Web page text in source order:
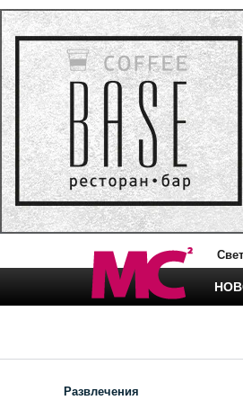
Развлечения